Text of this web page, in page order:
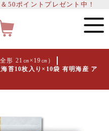
50ポイントプレゼント中！
形 21㎝×19㎝）
苔10枚入り×10袋 有明海産 ア